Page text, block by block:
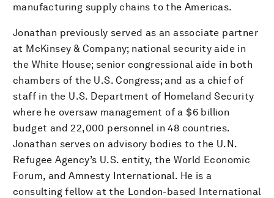
manufacturing supply chains to the Americas.
Jonathan previously served as an associate partner
at McKinsey & Company; national security aide in
the White House; senior congressional aide in both
chambers of the U.S. Congress; and as a chief of
staff in the U.S. Department of Homeland Security
where he oversaw management of a $6 billion
budget and 22,000 personnel in 48 countries.
Jonathan serves on advisory bodies to the U.N.
Refugee Agency’s U.S. entity, the World Economic
Forum, and Amnesty International. He is a
consulting fellow at the London-based International